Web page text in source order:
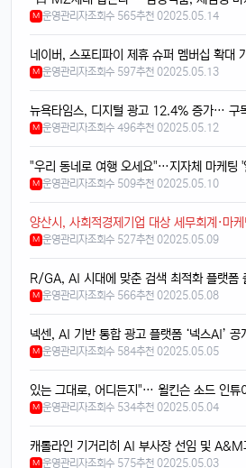
M 운영관리자조회수 565추천 02025.05.14
네이버, 스포티파이 제휴 슈퍼 멤버십 확대
M 운영관리자조회수 597추천 02025.05.13
M 운영관리자조회수 496추천 02025.05.12
"우리 동네로 여행 오세요"…지자체 마케팅 '
M 운영관리자조회수 509추천 02025.05.10
양산시, 사회적경제기업 대상 세무회계·마
M 운영관리자조회수 527추천 02025.05.09
M 운영관리자조회수 566추천 02025.05.08
M 운영관리자조회수 584추천 02025.05.05
M 운영관리자조회수 534추천 02025.05.04
캐롤라인 기거리히 AI 부사장 선임 및 A&M
M 운영관리자조회수 575추천 02025.05.03
스토리지도 더 늘어났던데, 용량 걱정 덜겠
달달구리 13:32:50
맞음요, 1TB 모델도 나왔잖아요ㅎ
1 휴민13:32:51
속도도 진짜 빨라진 것 같음요ㅎㅎㅎ
이번엔 충전기도 안 준다면서요ㅋ
1 달달구리13:32:51
넹, 환경 생각해서 그렇다던데욬ㅋㅋㅋ
1 휴민13:32:51
에어팟이랑 연결도 잘 되는지 궁금함ㅎ
1 달달구리13:32:51
1 태양신 13:32:51
페이스ID 인식도 더 빨라졌다는데 사실임?
맞음, 마스크 써도 잘 인식된다고 들었음ㅎ
1 달달구리13:32:51
근데 저 충전 케이블 USB-C로 바뀐 거